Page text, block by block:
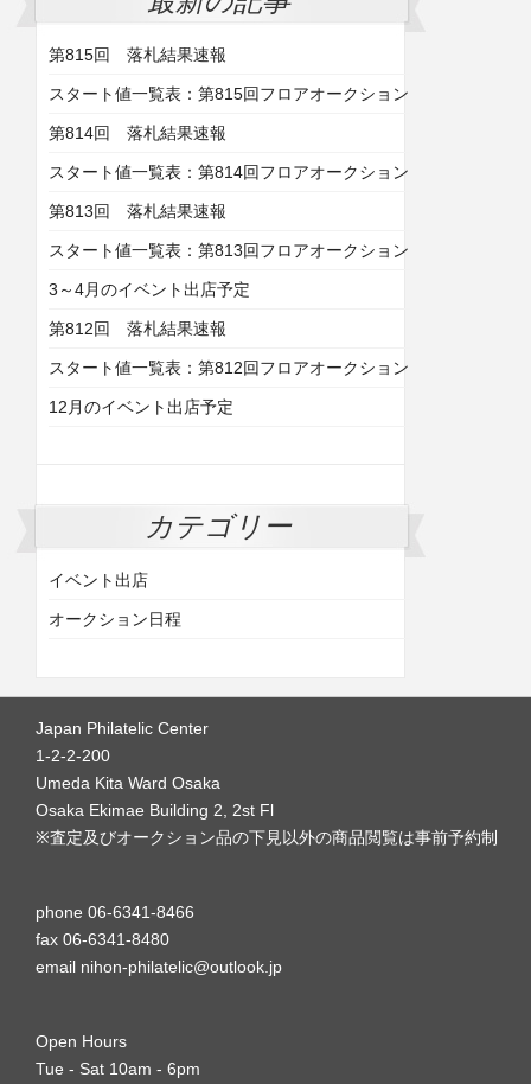
第815回 落札結果速報
スタート値一覧表：第815回フロアオークション
第814回 落札結果速報
スタート値一覧表：第814回フロアオークション
第813回 落札結果速報
スタート値一覧表：第813回フロアオークション
3～4月のイベント出店予定
第812回 落札結果速報
スタート値一覧表：第812回フロアオークション
12月のイベント出店予定
カテゴリー
イベント出店
オークション日程
Japan Philatelic Center
1-2-2-200
Umeda Kita Ward Osaka
Osaka Ekimae Building 2, 2st Fl
※査定及びオークション品の下見以外の商品閲覧は事前予約制
phone 06-6341-8466
fax 06-6341-8480
email nihon-philatelic@outlook.jp
Open Hours
Tue - Sat 10am - 6pm